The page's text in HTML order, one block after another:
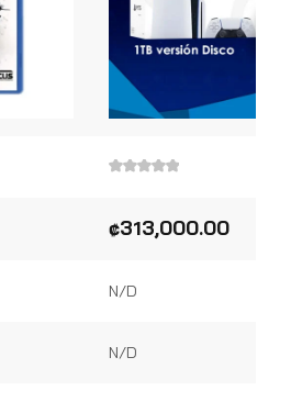
de
5
₡313,000.00
N/D
N/D